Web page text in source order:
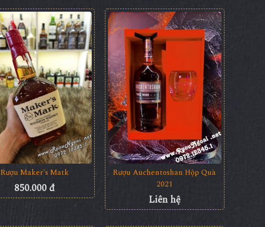
Rượu Maker's Matk
850.000 đ
Rượu Auchentoshan Hộp Quà
2021
Liên hệ